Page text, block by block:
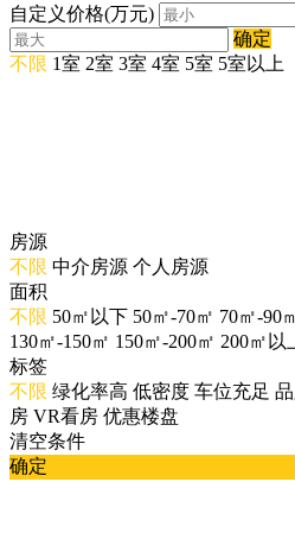
自定义价格(万元)
确定
不限 1室 2室 3室 4室 5室 5室以上
房源
不限 中介房源 个人房源
面积
不限 50㎡以下 50㎡-70㎡ 70㎡-90
130㎡-150㎡ 150㎡-200㎡ 200㎡以
标签
不限 绿化率高 低密度 车位充足
房 VR看房 优惠楼盘
清空条件
确定